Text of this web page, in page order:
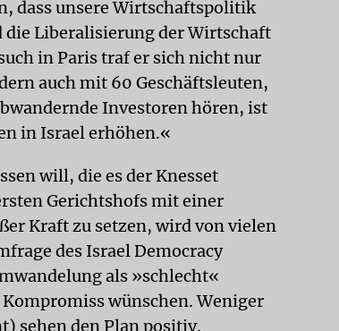
dass unsere Wirtschaftspolitik
Liberalisierung der Wirtschaft
in Paris traf er sich nicht nur
auch mit 60 Geschäftsleuten,
Investoren hören, ist
in Israel erhöhen.«
will, die es der Knesset
Gerichtshofs mit einer
Kraft zu setzen, wird von vielen
des Israel Democracy
als »schlecht«
wünschen. Weniger
sehen den Plan positiv.